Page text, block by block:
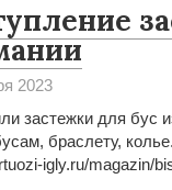
2023
застежки для бус
браслету,
igly.ru/magazin/